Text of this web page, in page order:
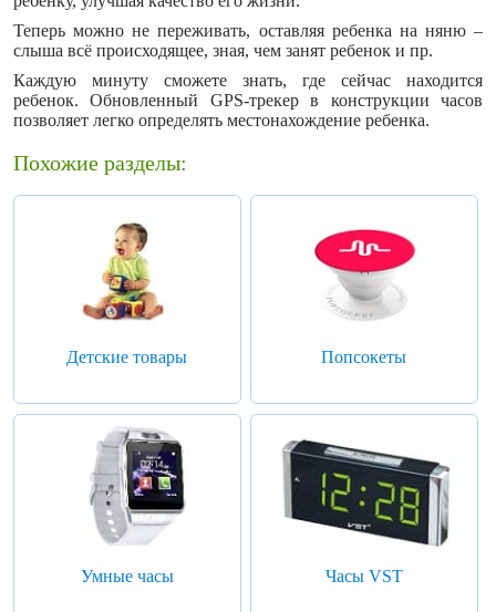
Теперь можно не переживать, оставляя ребенка на няню –
слыша всё происходящее, зная, чем занят ребенок и пр.
Каждую минуту сможете знать, где сейчас находится
ребенок. Обновленный GPS-трекер в конструкции часов
позволяет легко определять местонахождение ребенка.
Похожие разделы:
Детские товары Попсокеты
Умные часы Часы VST